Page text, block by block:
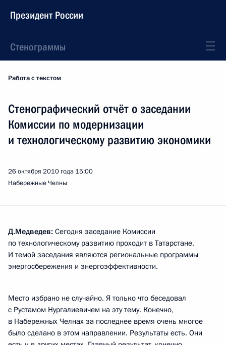
Президент России
Стенограммы
Работа с текстом
Стенографический отчёт о заседании
Комиссии по модернизации
и технологическому развитию экономики
26 октября 2010 года 15:00
Набережные Челны
Д.Медведев: Сегодня заседание Комиссии
по технологическому развитию проходит в Татарстане.
И темой заседания являются региональные программы
энергосбережения и энергоэффективности.
Место избрано не случайно. Я только что беседовал
с Рустамом Нургалиевичем на эту тему. Конечно,
в Набережных Челнах за последнее время очень многое
было сделано в этом направлении. Результаты есть. Они